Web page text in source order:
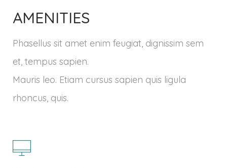
AMENITIES
Phasellus sit amet enim feugiat, dignissim sem
et, tempus sapien.
Mauris leo. Etiam cursus sapien quis ligula
rhoncus, quis.